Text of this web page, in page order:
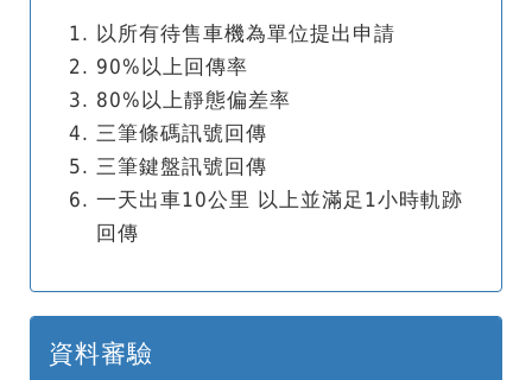
以所有待售車機為單位提出申請
90%以上回傳率
80%以上靜態偏差率
三筆條碼訊號回傳
三筆鍵盤訊號回傳
一天出車10公里 以上並滿足1小時軌跡
回傳
資料審驗